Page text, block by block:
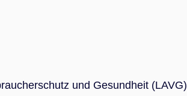
und Gesundheit (LAVG)